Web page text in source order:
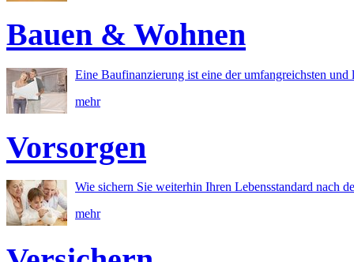
Bauen & Wohnen
Eine Baufinanzierung ist eine der umfangreichsten
mehr
Vorsorgen
Wie sichern Sie weiterhin Ihren Lebensstandard nach
mehr